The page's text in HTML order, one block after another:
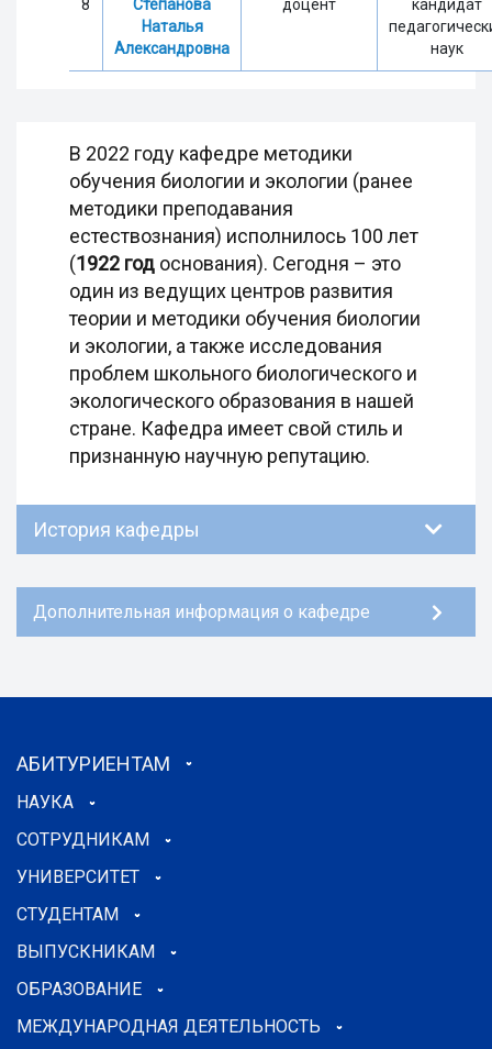
8
Степанова
Наталья
Александровна
доцент
кандидат
наук
В 2022 году кафедре методики
обучения биологии и экологии (ранее
методики преподавания
естествознания) исполнилось 100 лет
(1922 год основания). Сегодня – это
один из ведущих центров развития
теории и методики обучения биологии
и экологии, а также исследования
проблем школьного биологического и
экологического образования в нашей
стране. Кафедра имеет свой стиль и
признанную научную репутацию.
История кафедры
Дополнительная информация о кафедре
АБИТУРИЕНТАМ
НАУКА
СОТРУДНИКАМ
УНИВЕРСИТЕТ
СТУДЕНТАМ
ВЫПУСКНИКАМ
ОБРАЗОВАНИЕ
МЕЖДУНАРОДНАЯ ДЕЯТЕЛЬНОСТЬ